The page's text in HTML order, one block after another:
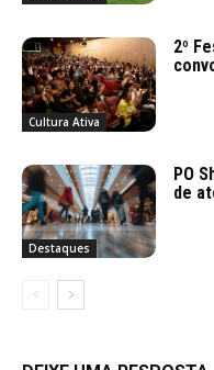
Cultura Ativa
2º
Destaques
PO
de